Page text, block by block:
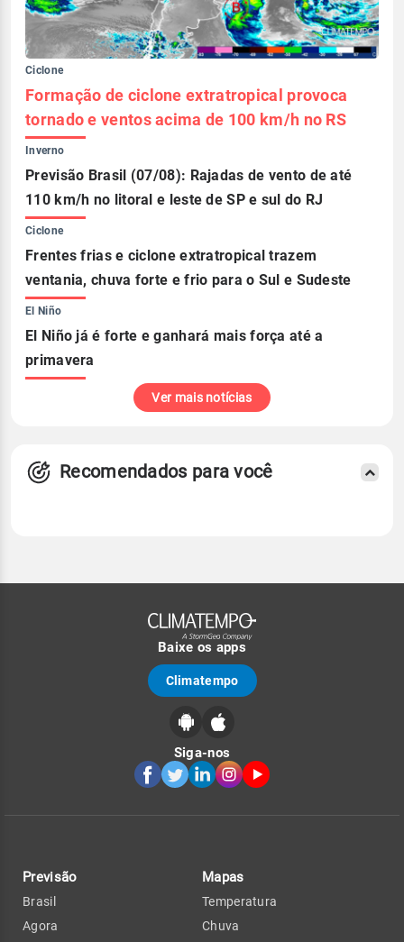
Ciclone
Formação de ciclone extratropical provoca
tornado e ventos acima de 100 km/h no RS
Inverno
Previsão Brasil (07/08): Rajadas de vento de até
110 km/h no litoral e leste de SP e sul do RJ
Ciclone
Frentes frias e ciclone extratropical trazem
ventania, chuva forte e frio para o Sul e Sudeste
El Niño
El Niño já é forte e ganhará mais força até a
primavera
Ver mais notícias
Recomendados para você
Baixe os apps
Climatempo
Siga-nos
Previsão
Brasil
Agora
Mapas
Temperatura
Chuva